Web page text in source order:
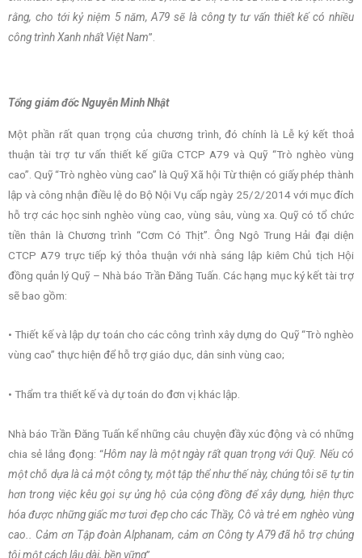
rằng, cho tới kỷ niệm 5 năm, A79 sẽ là công ty tư vấn thiết kế có nhiều
công trình Xanh nhất Việt Nam”.
Tổng giám đốc Nguyễn Minh Nhật
Một phần rất quan trọng của chương trình, đó chính là Lễ ký kết thoả
thuận tài trợ tư vấn thiết kế giữa CTCP A79 và Quỹ “Trò nghèo vùng
cao”. Quỹ “Trò nghèo vùng cao” là Quỹ Xã hội Từ thiện có giấy phép thành
lập và công nhận điều lệ do Bộ Nội Vụ cấp ngày 25/2/2014 với mục đích
hỗ trợ các học sinh nghèo vùng cao, vùng sâu, vùng xa. Quỹ có tổ chức
tiền thân là Chương trình “Cơm Có Thịt”. Ông Ngô Trung Hải đại diện
CTCP A79 trực tiếp ký thỏa thuận với nhà sáng lập kiêm Chủ tịch Hội
đồng quản lý Quỹ – Nhà báo Trần Đăng Tuấn. Các hạng mục ký kết tài trợ
sẽ bao gồm:
• Thiết kế và lập dự toán cho các công trình xây dựng do Quỹ “Trò nghèo
vùng cao” thực hiện để hỗ trợ giáo dục, dân sinh vùng cao;
• Thẩm tra thiết kế và dự toán do đơn vị khác lập.
Nhà báo Trần Đăng Tuấn kể những câu chuyện đầy xúc động và có những
chia sẻ lắng đọng: “Hôm nay là một ngày rất quan trọng với Quỹ. Nếu có
một chỗ dựa là cả một công ty, một tập thể như thế này, chúng tôi sẽ tự tin
hơn trong việc kêu gọi sự ủng hộ của cộng đồng để xây dựng, hiện thực
hóa được những giấc mơ tươi đẹp cho các Thầy, Cô và trẻ em nghèo vùng
cao.. Cảm ơn Tập đoàn Alphanam, cảm ơn Công ty A79 đã hỗ trợ chúng
tôi một cách lâu dài, bền vững”.